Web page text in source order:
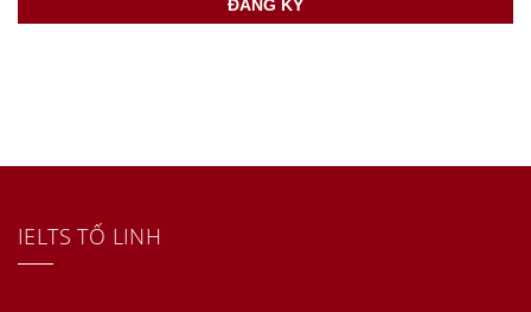
IELTS TỐ LINH